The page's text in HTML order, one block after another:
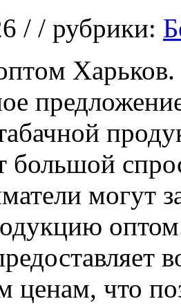
/ / рубрики:
большой
могут
ценам, что